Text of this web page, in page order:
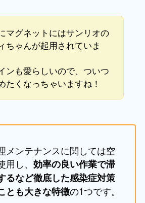
マグネットにはサンリオの
ちゃんが起用されていま
ンも愛らしいので、ついつ
たくなっちゃいますね！
メンテナンスに関しては空
し、 効率の良い作業で滞
るなど徹底した感染症対策
とも大きな特徴の1つです。